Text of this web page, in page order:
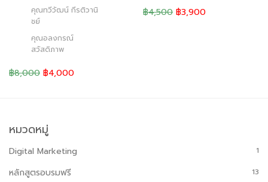
คุณทวีวัฒน์ กีรติวานิ
ชย์
คุณอลงกรณ์
สวัสดิภาพ
฿8,000 ฿4,000
฿4,500 ฿3,900
หมวดหมู่
Digital Marketing 1
หลักสูตรอบรมฟรี 13